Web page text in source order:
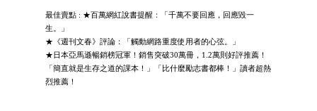
最佳賣點 : ★百萬網紅說書提醒：「千萬不要回應，回應毀一
生。」
★《週刊文春》評論：「觸動網路重度使用者的心弦。」
★日本亞馬遜暢銷榜冠軍！銷售突破30萬冊，1.2萬則好評推薦！
「簡直就是生存之道的課本！」「比什麼勵志書都棒！」讀者超熱
烈推薦！